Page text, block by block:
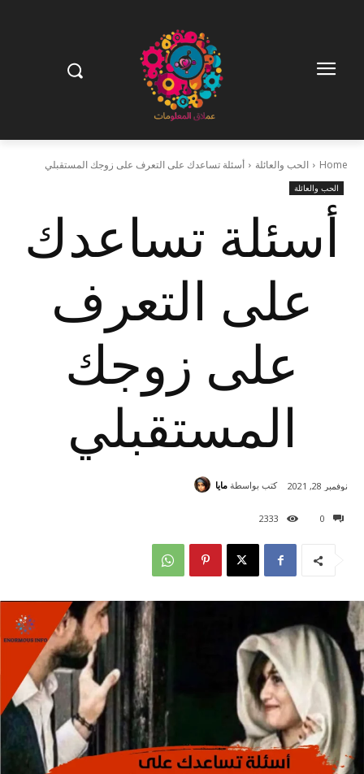
Home الحب والعائلة أسئلة تساعدك على التعرف على زوجك المستقبلي
الحب والعائلة
أسئلة تساعدك
على التعرف
على زوجك
المستقبلي
0
2333
نوفمبر 28, 2021 كتب بواسطة مايا